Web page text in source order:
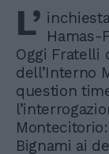
L’ Hamas-
Oggi Fratelli
dell’Interno
question
Bignami ai